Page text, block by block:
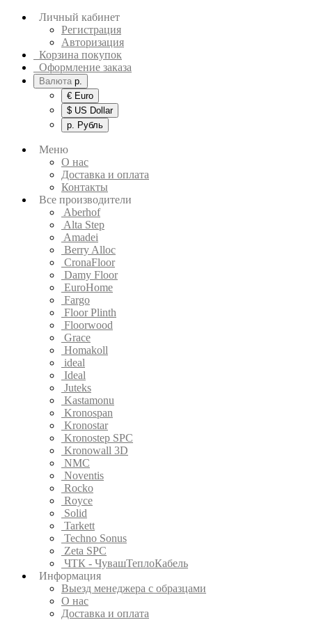
Личный кабинет
Регистрация
Авторизация
Корзина покупок
Оформление заказа
Валюта р.
€ Euro
$ US Dollar
р. Рубль
Меню
О нас
Доставка и оплата
Контакты
Все производители
Aberhof
Alta Step
Amadei
Berry Alloc
CronaFloor
Damy Floor
EuroHome
Fargo
Floor Plinth
Floorwood
Grace
Homakoll
ideal
Ideal
Juteks
Kastamonu
Kronospan
Kronostar
Kronostep SPC
Kronowall 3D
NMC
Noventis
Rocko
Royce
Solid
Tarkett
Techno Sonus
Zeta SPC
ЧТК - ЧувашТеплоКабель
Информация
Выезд менеджера с образцами
О нас
Доставка и оплата